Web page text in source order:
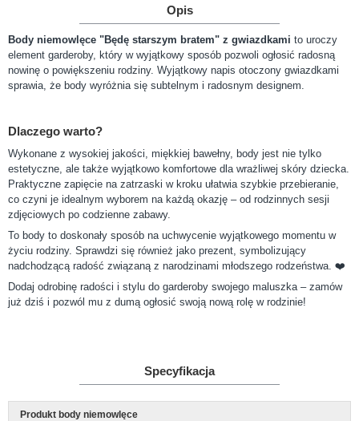
Opis
Body niemowlęce "Będę starszym bratem" z gwiazdkami to uroczy
element garderoby, który w wyjątkowy sposób pozwoli ogłosić radosną
nowinę o powiększeniu rodziny. Wyjątkowy napis otoczony gwiazdkami
sprawia, że body wyróżnia się subtelnym i radosnym designem.
Dlaczego warto?
Wykonane z wysokiej jakości, miękkiej bawełny, body jest nie tylko
estetyczne, ale także wyjątkowo komfortowe dla wrażliwej skóry dziecka.
Praktyczne zapięcie na zatrzaski w kroku ułatwia szybkie przebieranie,
co czyni je idealnym wyborem na każdą okazję – od rodzinnych sesji
zdjęciowych po codzienne zabawy.
To body to doskonały sposób na uchwycenie wyjątkowego momentu w
życiu rodziny. Sprawdzi się również jako prezent, symbolizujący
nadchodzącą radość związaną z narodzinami młodszego rodzeństwa. ❤️
Dodaj odrobinę radości i stylu do garderoby swojego maluszka – zamów
już dziś i pozwól mu z dumą ogłosić swoją nową rolę w rodzinie!
Specyfikacja
Produkt body niemowlęce